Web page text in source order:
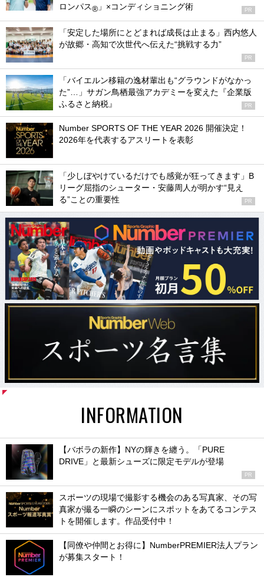
ロンパス® 」×コンディショニング術 PR
「安定した場所にとどまれば成長は止まる」西内悠人
が故郷・高知で次世代へ伝えた“挑戦する力”
PR
「バイエルン移籍の逸材輩出も“グラウンドがなかっ
た”…」サガン鳥栖最強アカデミーを変えた『企業版
ふるさと納税』
PR
Number SPORTS OF THE YEAR 2026 開催決定！
2026年を代表するアスリートを表彰
「少しぼやけているだけでも感覚が狂ってきます」B
リーグ屈指のシューター・安藤周人が明かす“見え
る”ことの重要性
PR
INFORMATION
【バボラの新作】NYの輝きを纏う。「PURE
DRIVE」と最新シューズに限定モデルが登場
PR
スポーツの現場で撮影する機会のある写真家、その写
真家が撮る一瞬のシーンにスポットをあてるコンテス
トを開催します。作品受付中！
【同僚や仲間とお得に】NumberPREMIER法人プラン
が募集スタート！